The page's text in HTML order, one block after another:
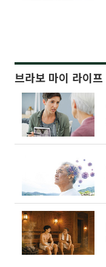
브라보 마이 라이프